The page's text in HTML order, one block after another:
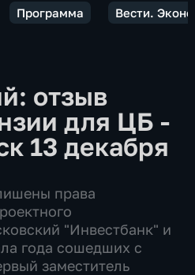
Программа Вести.
отзыв
для ЦБ -
13 декабря
права
"Инвестбанк" и
года сошедших с
заместитель